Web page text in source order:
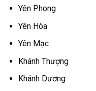
Yên Phong
Yên Hòa
Yên Mạc
Khánh Thượng
Khánh Dương